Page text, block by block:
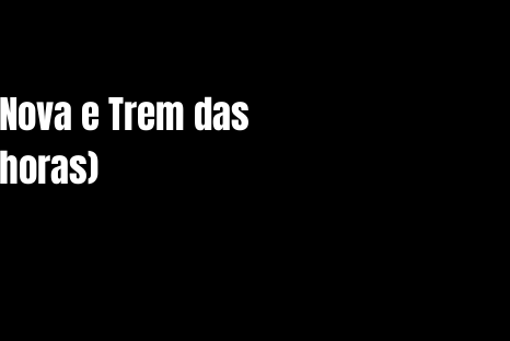
e Trem das